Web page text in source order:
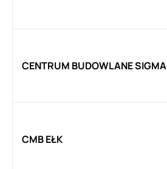
CENTRUM BUDOWLANE SIGMA
CMB EŁK